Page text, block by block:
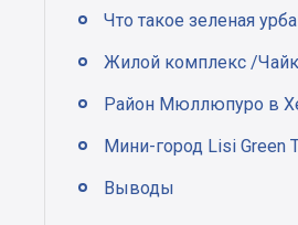
Что такое зеленая
Жилой комплекс /
Район Мюллюпуро в
Мини-город Lisi Green
Выводы